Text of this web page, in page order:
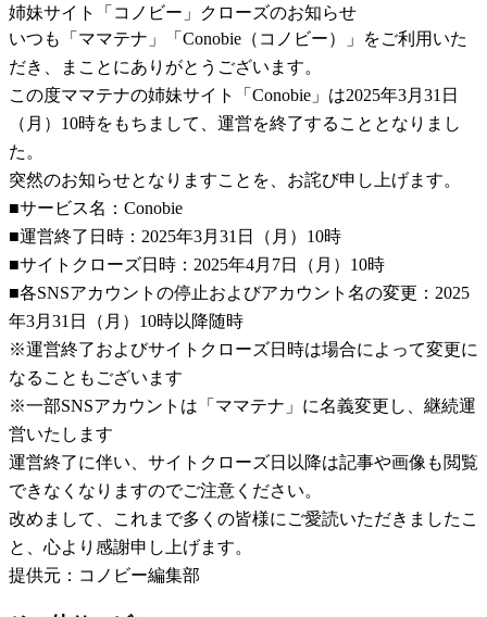
姉妹サイト「コノビー」クローズのお知らせ
いつも「ママテナ」「Conobie（コノビー）」をご利用いた
だき、まことにありがとうございます。
この度ママテナの姉妹サイト「Conobie」は2025年3月31日
（月）10時をもちまして、運営を終了することとなりまし
た。
突然のお知らせとなりますことを、お詫び申し上げます。
■サービス名：Conobie
■運営終了日時：2025年3月31日（月）10時
■サイトクローズ日時：2025年4月7日（月）10時
■各SNSアカウントの停止およびアカウント名の変更：2025
年3月31日（月）10時以降随時
※運営終了およびサイトクローズ日時は場合によって変更に
なることもございます
※一部SNSアカウントは「ママテナ」に名義変更し、継続運
営いたします
運営終了に伴い、サイトクローズ日以降は記事や画像も閲覧
できなくなりますのでご注意ください。
改めまして、これまで多くの皆様にご愛読いただきましたこ
と、心より感謝申し上げます。
提供元：コノビー編集部